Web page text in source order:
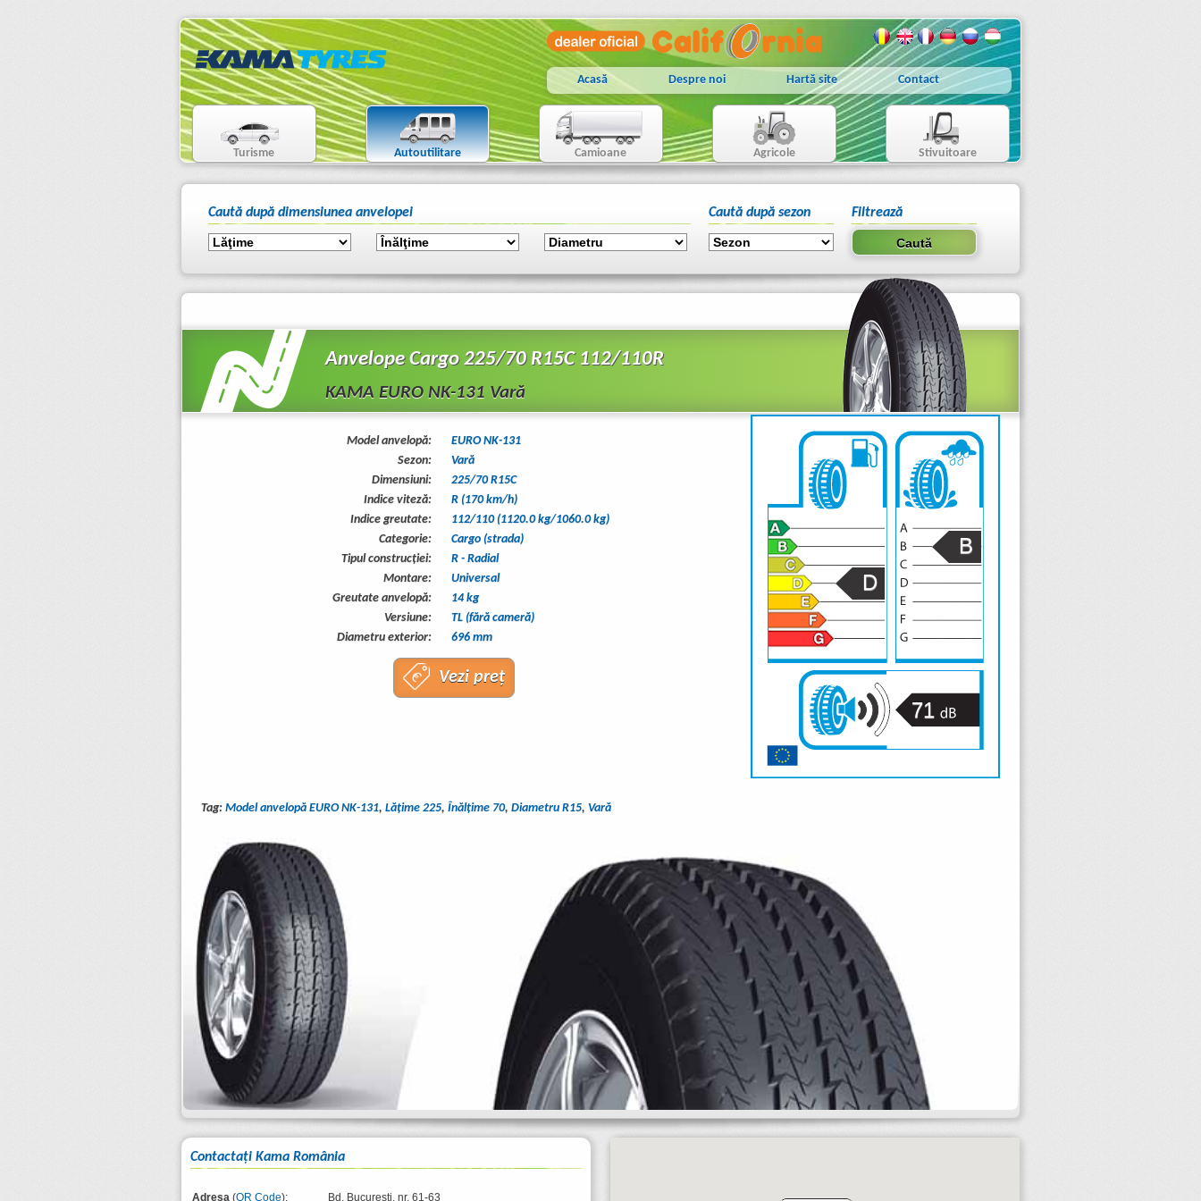
Acasă Despre noi Hartă site Contact
Turisme Autoutilitare Camioane Agricole Stivuitoare
Caută după dimensiunea anvelopei Caută după sezon Filtrează
Anvelope Cargo 225/70 R15C 112/110R
KAMA EURO NK-131 Vară
Model anvelopă:
EURO NK-131
Sezon:
Vară
Dimensiuni:
225/70 R15C
Indice viteză:
R (170 km/h)
Indice greutate:
112/110 (1120.0 kg/1060.0 kg)
Categorie:
Cargo (strada)
Tipul construcţiei:
R - Radial
Montare:
Universal
Greutate anvelopă:
14 kg
Versiune:
TL (fără cameră)
Diametru exterior:
696 mm
Vezi preț
D
B
71
Tag: Model anvelopă EURO NK-131, Lăţime 225, Înălţime 70, Diametru R15, Vară
Contactaţi Kama România
Adresa (QR Code): Bd. București, nr. 61-63